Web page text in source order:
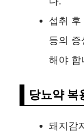
섭취 후
등의
해야 합
당뇨약 복
돼지감